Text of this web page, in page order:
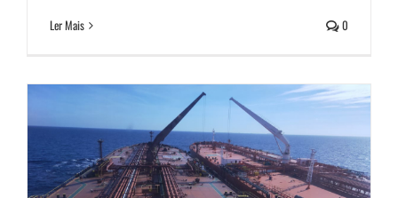
Ler Mais 0
Ship nas Baías de Sepetiba e Ilha
Notícias